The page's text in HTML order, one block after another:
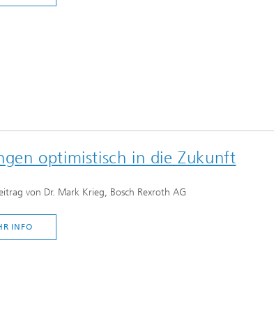
optimistisch in die Zukunft
von Dr. Mark Krieg, Bosch Rexroth AG
INFO